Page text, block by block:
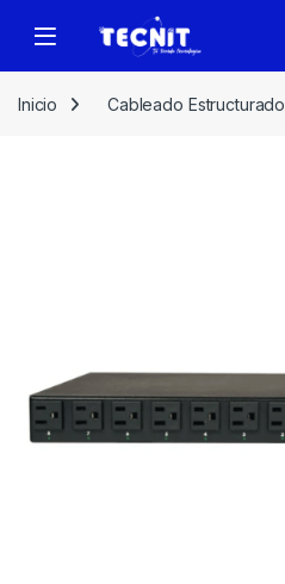
Inicio Cableado Estructurado